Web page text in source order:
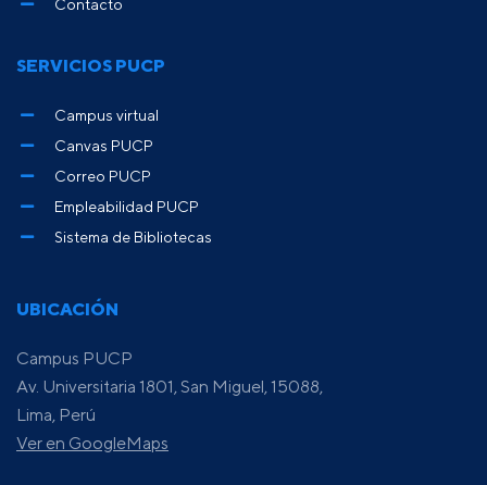
UBICACIÓN
Campus PUCP
Av. Universitaria 1801, San Miguel, 15088,
Lima, Perú
Ver en GoogleMaps
SERVICIOS PUCP
Campus virtual
Canvas PUCP
Correo PUCP
Empleabilidad PUCP
Sistema de Bibliotecas